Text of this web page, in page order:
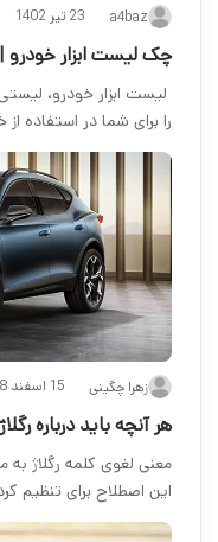
a4baz 23 تیر 1402
چک لیست ابزار خودرو |
لیست ابزار خودرو،
را برای شما در استفاده
زهرا چگینی 15 اسفند 1398
هر آنچه باید درباره
معنی لغوی کلمه رگلاژ
این اصطلاح برای